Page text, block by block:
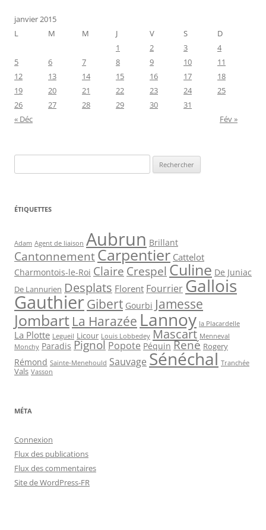
janvier 2015
L
M M J V S
D
1
2 3
4
5
6 7 8 9 10
11
12
13 14 15 16 17
18
19
20 21 22 23 24
25
26
27 28 29 30
31
« Déc
Fév »
ÉTIQUETTES
Adam Agent de liaison Aubrun Brillant
CantonnementCarpentier Cattelot
Charmontois-le-Roi Claire Crespel Culine De Juniac
De Lannurien Desplats Florent FourrierGallois
GauthierGibert Gourbi Jamesse
Jombart La Harazée Lannoy la Placardelle
La Plotte Legueil Licour Louis Lobbedey Mascart Menneval
Monchy Paradis Pignol Popote Péquin René Rogery
Rémond Sainte-Menehould Sauvage Sénéchal Tranchée
Vals Vasson
MÉTA
Connexion
Flux des publications
Flux des commentaires
Site de WordPress-FR